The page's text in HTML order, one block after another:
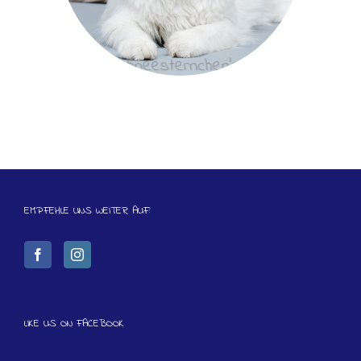
EMPFEHLE UNS WEITER AUF:
LIKE US ON FACEBOOK